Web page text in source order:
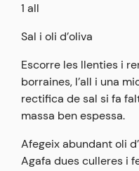
1 all
Sal i oli d’oliva
Escorre les llenties i
borraines, l’all i una
rectifica de sal si fa
massa ben espessa.
Afegeix abundant oli
Agafa dues culleres i